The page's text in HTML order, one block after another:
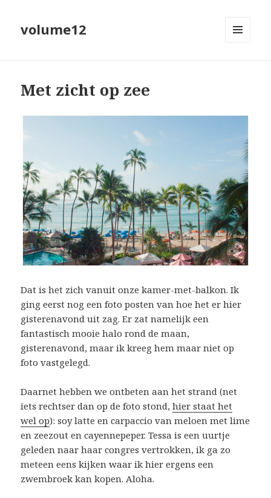
volume12
Met zicht op zee
Dat is het zich vanuit onze kamer-met-balkon. Ik
ging eerst nog een foto posten van hoe het er hier
gisterenavond uit zag. Er zat namelijk een
fantastisch mooie halo rond de maan,
gisterenavond, maar ik kreeg hem maar niet op
foto vastgelegd.
Daarnet hebben we ontbeten aan het strand (net
iets rechtser dan op de foto stond,hier staat het
wel op): soy latte en carpaccio van meloen met lime
en zeezout en cayennepeper. Tessa is een uurtje
geleden naar haar congres vertrokken, ik ga zo
meteen eens kijken waar ik hier ergens een
zwembroek kan kopen. Aloha.